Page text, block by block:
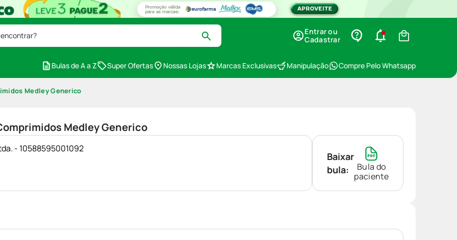
Entrar ou
Cadastrar
Bulas de A a Z Super Ofertas Nossas Lojas Marcas Exclusivas Manipulação Compre Pelo Whatsapp
Medley Generico
Medley Generico
- 10588595001092
Baixar
bula:
Bula do
paciente